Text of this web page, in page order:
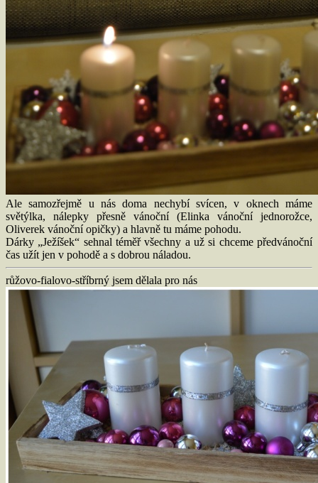
Ale samozřejmě u nás doma nechybí svícen, v oknech máme
světýlka, nálepky přesně vánoční (Elinka vánoční jednorožce,
Oliverek vánoční opičky) a hlavně tu máme pohodu.
Dárky „Ježíšek“ sehnal téměř všechny a už si chceme předvánoční
čas užít jen v pohodě a s dobrou náladou.
růžovo-fialovo-stříbrný jsem dělala pro nás